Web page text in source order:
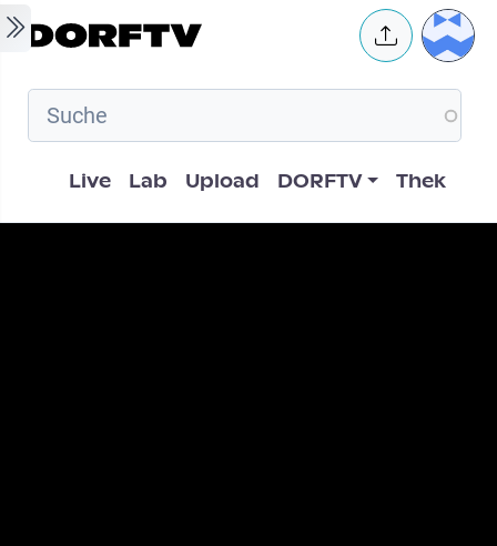
Skip to main content User
Hauptnavigation
Live Lab Upload DORFTV Thek